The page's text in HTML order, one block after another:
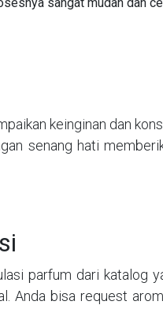
keinginan dan
senang hati
parfum dari katalog
Anda bisa request